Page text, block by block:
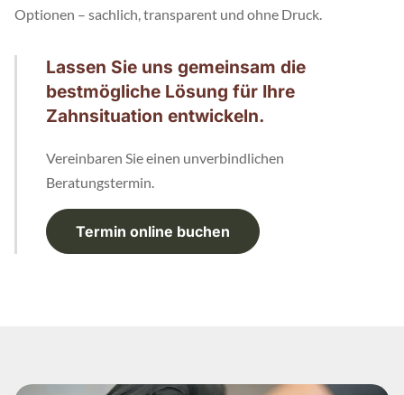
Optionen – sachlich, transparent und ohne Druck.
Lassen Sie uns gemeinsam die
bestmögliche Lösung für Ihre
Zahnsituation entwickeln.
Vereinbaren Sie einen unverbindlichen
Beratungstermin.
Termin online buchen